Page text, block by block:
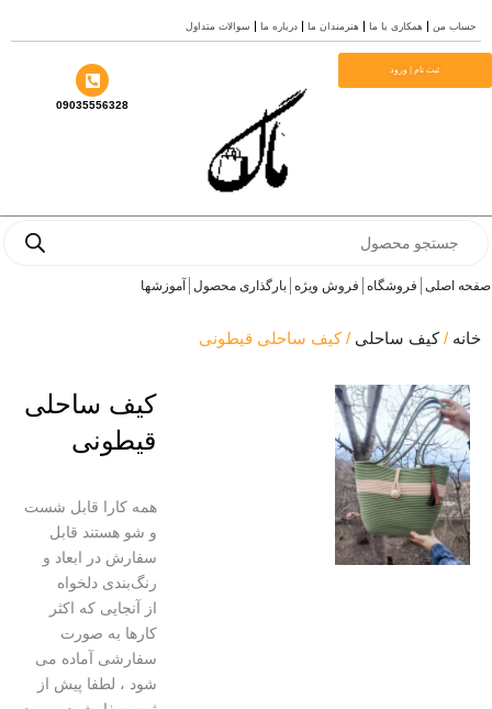
همکاری با ما هنرمندان ما درباره ما سوالات متداول
09035556328
فروشگاه فروش ویژه بارگذاری محصول آموزشها
کیف ساحلی / کیف ساحلی قیطونی
کیف ساحلی
قیطونی
همه کارا قابل شست
و شو هستند قابل
سفارش در ابعاد و
رنگ‌بندی دلخواه
از آنجایی که اکثر
کارها به صورت
سفارشی آماده می
شود ، لطفا پیش از